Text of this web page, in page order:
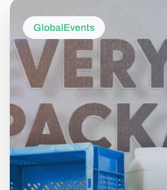
GlobalEvents